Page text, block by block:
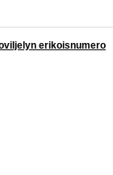
erikoisnumero